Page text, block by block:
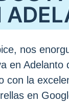
nos
en Adelanto
con la
en